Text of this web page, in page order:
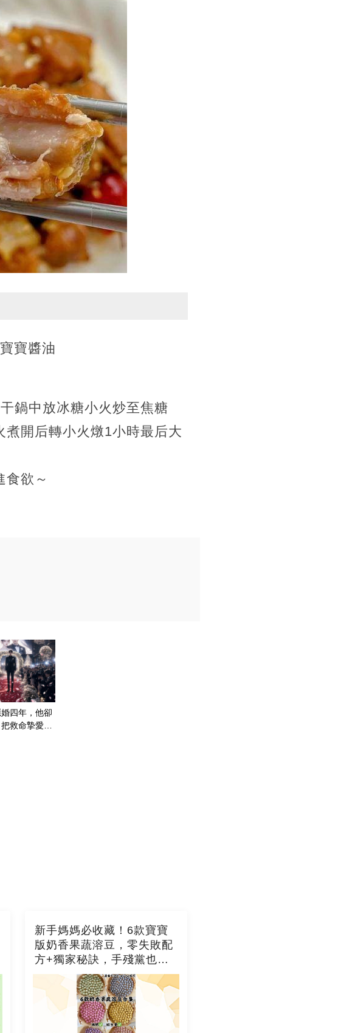
寶醬油
鍋中放冰糖小火炒至焦糖
開后轉小火燉1小時最后大
食欲～
四年，他卻
救命摯愛當
新手媽媽必收藏！6款寶寶
版奶香果蔬溶豆，零失敗配
方+獨家秘訣，手殘黨也能
一次成功！